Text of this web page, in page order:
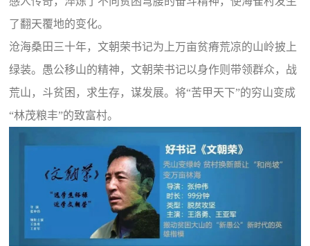
了翻天覆地的变化。
沧海桑田三十年，文朝荣书记为上万亩贫瘠荒凉的山岭披上
绿装。愚公移山的精神，文朝荣书记以身作则带领群众，战
荒山，斗贫困，求生存，谋发展。将“苦甲天下”的穷山变成
“林茂粮丰”的致富村。